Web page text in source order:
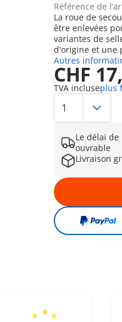
Référence de
La roue de
être enlevées
variantes de
d'origine et une
Autres
CHF
TVA incluseplus
Le délai
ouvrable
Livraison